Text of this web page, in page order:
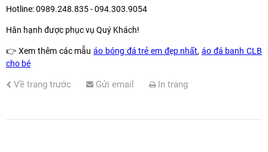
Hotline: 0989.248.835 - 094.303.9054
Hân hạnh được phục vụ Quý Khách!
👉Xem thêm các mẫuáo bóng đá trẻ em đẹp nhất, áo đá banh CLB
cho bé
Về trang trước Gửi email In trang